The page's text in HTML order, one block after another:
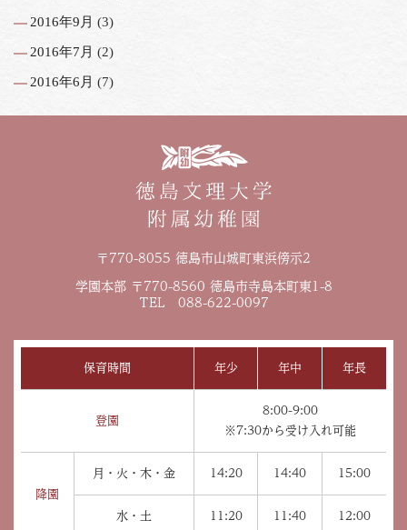
2016年9月 (3)
2016年7月 (2)
2016年6月 (7)
〒770-8055 徳島市山城町東浜傍示2
学園本部 〒770-8560 徳島市寺島本町東1-8
TEL 088-622-0097
保育時間 年少 年中 年長
登園
8:00-9:00
※7:30から受け入れ可能
降園
月・火・木・金 14:20 14:40 15:00
水・土 11:20 11:40 12:00